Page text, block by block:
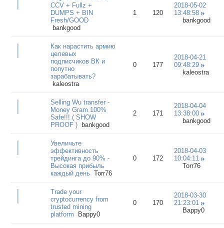
CCV + Fullz +
DUMPS + BIN
Fresh/GOOD
bankgood
1 120
2018-05-02
13:48:58
bankgood
Как нарастить армию
целевых
подписчиков ВК и
попутно
зарабатывать?
kaleostra
0 177
2018-04-21
09:48:29
kaleostra
Selling Wu transfer -
Money Gram 100%
Safe!!! ( SHOW
PROOF ) bankgood
2 171
2018-04-04
13:38:00
bankgood
Увеличьте
эффективность
трейдинга до 90% -
Высокая прибыль
каждый день Torr76
0 172
2018-04-03
10:04:11
Torr76
Trade your
cryptocurrency from
trusted mining
platform
Bappy0
0 170
2018-03-30
21:23:01
Bappy0